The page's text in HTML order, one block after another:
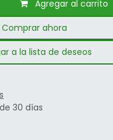
Agregar al carrito
Comprar ahora
a la lista de deseos
30 días